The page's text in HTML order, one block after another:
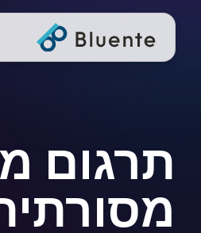
תרגום